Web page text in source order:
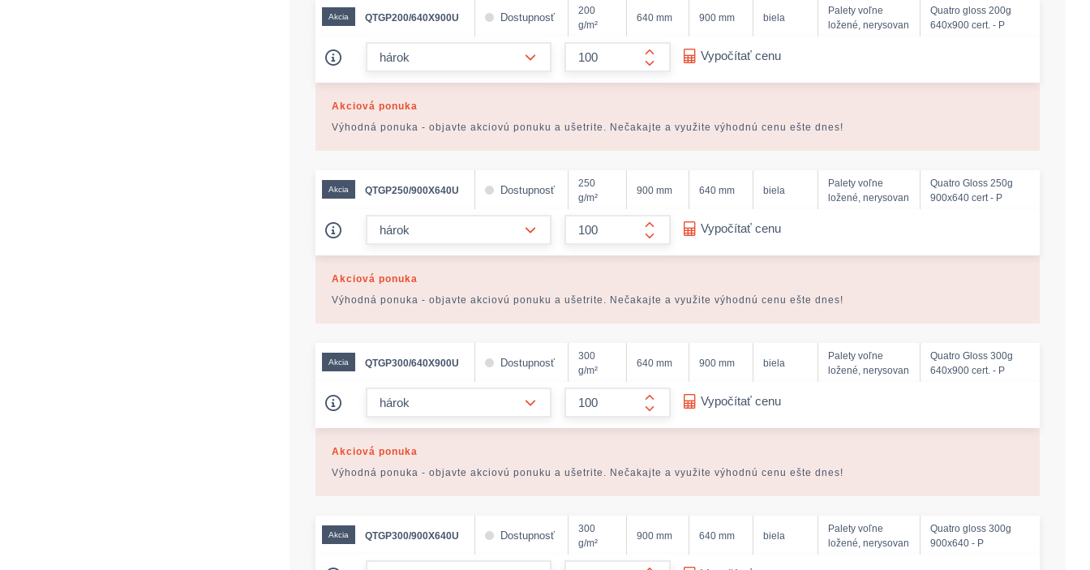
Akcia QTGP200/640X900U Dostupnosť
200
g/m²
640 mm 900 mm biela
Palety voľne
ložené, nerysovan
Quatro gloss 200g
640x900 cert. - P
form.increase-amount
Vypočítať cenu
Akciová ponuka
Výhodná ponuka - objavte akciovú ponuku a ušetrite. Nečakajte a využite výhodnú cenu ešte dnes!
Akcia QTGP250/900X640U Dostupnosť
250
g/m²
900 mm 640 mm biela
Palety voľne
ložené, nerysovan
Quatro Gloss 250g
900x640 cert - P
form.increase-amount
Vypočítať cenu
Akciová ponuka
Výhodná ponuka - objavte akciovú ponuku a ušetrite. Nečakajte a využite výhodnú cenu ešte dnes!
Akcia QTGP300/640X900U Dostupnosť
300
g/m²
640 mm 900 mm biela
Palety voľne
ložené, nerysovan
Quatro Gloss 300g
640x900 cert. - P
form.increase-amount
Vypočítať cenu
Akciová ponuka
Výhodná ponuka - objavte akciovú ponuku a ušetrite. Nečakajte a využite výhodnú cenu ešte dnes!
Akcia QTGP300/900X640U Dostupnosť
300
g/m²
900 mm 640 mm biela
Palety voľne
ložené, nerysovan
Quatro gloss 300g
900x640 - P